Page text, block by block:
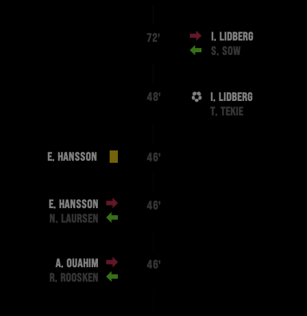
72'
I. LIDBERG
S. SOW
48'
I. LIDBERG
T. TEKIE
E. HANSSON 46'
E. HANSSON
N. LAURSEN
46'
A. OUAHIM
R. ROOSKEN
46'